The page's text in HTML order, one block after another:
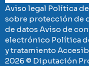
Aviso legal Política
sobre protección de
de datos Aviso de
electrónico Política
y tratamiento
2026 © Diputación